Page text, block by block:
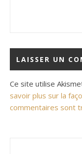
Ce site utilise
savoir plus sur la
commentaires sont